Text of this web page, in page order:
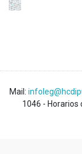
Mail:
1046 - Horarios